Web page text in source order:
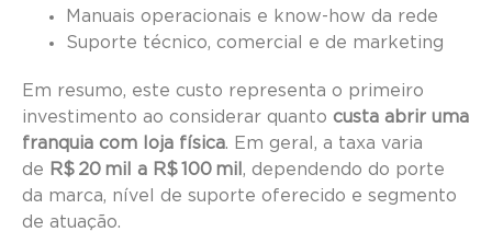
Manuais operacionais e know-how da rede
Suporte técnico, comercial e de marketing
Em resumo, este custo representa o primeiro
investimento ao considerar quanto custa abrir uma
franquia com loja física. Em geral, a taxa varia
de R$ 20 mil a R$ 100 mil , dependendo do porte
da marca, nível de suporte oferecido e segmento
de atuação.